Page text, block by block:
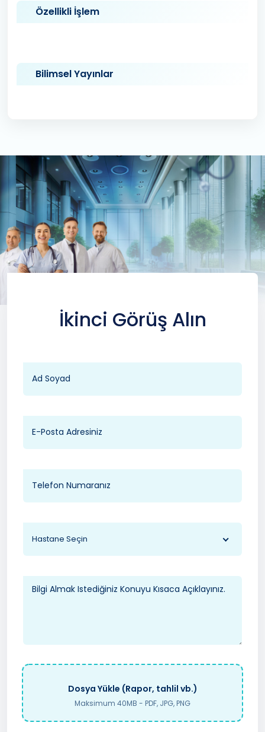
Özellikli İşlem
Bilimsel Yayınlar
İkinci Görüş Alın
Hastane Seçin
Dosya Yükle (Rapor, tahlil vb.)
Maksimum 40MB - PDF, JPG, PNG